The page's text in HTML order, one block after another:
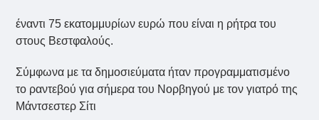
έναντι 75 εκατομμυρίων ευρώ που είναι η ρήτρα του
στους Βεστφαλούς.
Σύμφωνα με τα δημοσιεύματα ήταν προγραμματισμένο
το ραντεβού για σήμερα του Νορβηγού με τον γιατρό της
Μάντσεστερ Σίτι